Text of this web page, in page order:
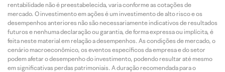
rentabilidade não é preestabelecida, varia conforme as cotações de
mercado. O investimento em ações é um investimento de alto risco e os
desempenhos anteriores não são necessariamente indicativos de resultados
futuros e nenhuma declaração ou garantia, de forma expressa ou implícita, é
feita neste material em relação a desempenhos. As condições de mercado, o
cenário macroeconômico, os eventos específicos da empresa e do setor
podem afetar o desempenho do investimento, podendo resultar até mesmo
em significativas perdas patrimoniais. A duração recomendada para o